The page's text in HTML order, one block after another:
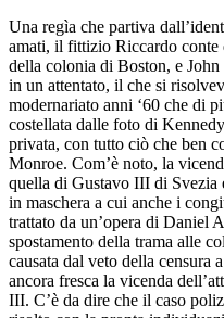
Una regìa che partiva
amati, il fittizio Riccardo
della colonia di Boston, e
in un attentato, il che si
modernariato anni ‘60 che di
costellata dalle foto di
privata, con tutto ciò che ben
Monroe. Com’è noto, la
quella di Gustavo III di Svezia
in maschera a cui anche i
trattato da un’opera di Daniel
spostamento della trama alle
causata dal veto della censura
ancora fresca la vicenda
III. C’è da dire che il caso